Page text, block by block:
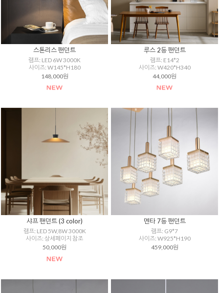
스톤리스 팬던트
램프: LED 6W 3000K
사이즈: W145*H180
148,000원
루스 2등 팬던트
램프: E14*2
사이즈: W420*H340
44,000원
샤프 팬던트 (3 color)
램프: LED 5W,8W 3000K
사이즈: 상세페이지 참조
50,000원
멘타 7등 팬던트
램프: G9*7
사이즈: W925*H190
459,000원